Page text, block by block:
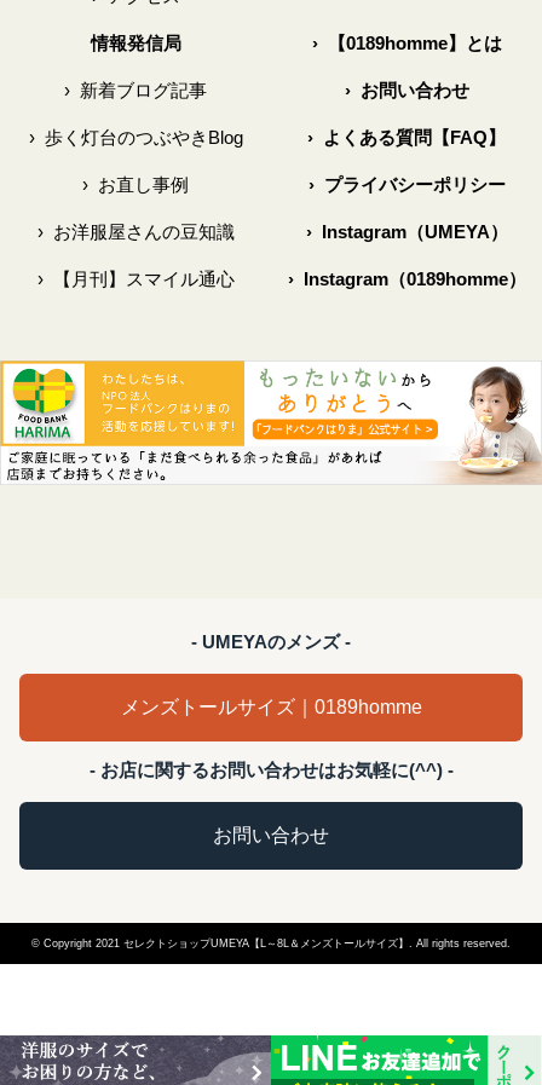
情報発信局
› 新着ブログ記事
›歩く灯台のつぶやきBlog
› お直し事例
›お洋服屋さんの豆知識
›【月刊】スマイル通心
›【0189homme】とは
›お問い合わせ
› よくある質問【FAQ】
›プライバシーポリシー
›Instagram（UMEYA）
›Instagram（0189homme）
- UMEYAのメンズ -
メンズトールサイズ｜0189homme
- お店に関するお問い合わせはお気軽に(^^) -
お問い合わせ
© Copyright 2021 セレクトショップUMEYA【L～8L＆メンズトールサイズ】. All rights reserved.